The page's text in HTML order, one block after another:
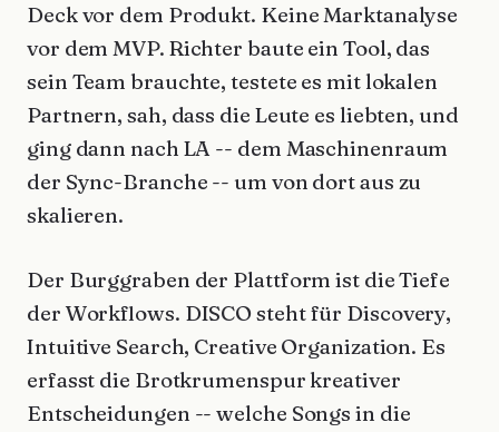
Deck vor dem Produkt. Keine Marktanalyse
vor dem MVP. Richter baute ein Tool, das
sein Team brauchte, testete es mit lokalen
Partnern, sah, dass die Leute es liebten, und
ging dann nach LA -- dem Maschinenraum
der Sync-Branche -- um von dort aus zu
skalieren.
Der Burggraben der Plattform ist die Tiefe
der Workflows. DISCO steht für Discovery,
Intuitive Search, Creative Organization. Es
erfasst die Brotkrumenspur kreativer
Entscheidungen -- welche Songs in die